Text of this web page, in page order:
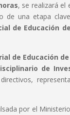
, se realizará el
de una etapa
de Educación
de Educación de
de
por el